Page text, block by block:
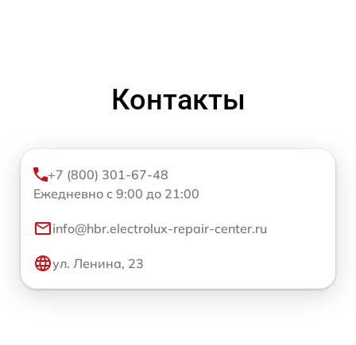
Контакты
+7 (800) 301-67-48
Ежедневно с 9:00 до 21:00
info@hbr.electrolux-repair-center.ru
ул. Ленина, 23